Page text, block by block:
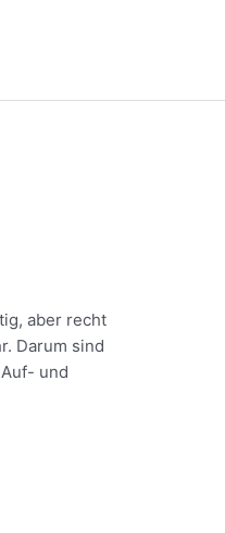
aber recht
Darum sind
und